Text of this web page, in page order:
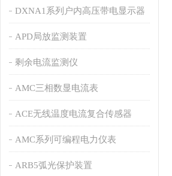
DXNA1系列户内高压带电显示器
APD局放监测装置
剩余电流监测仪
AMC三相数显电流表
ACE无线温度电流复合传感器
AMC系列可编程电力仪表
ARB5弧光保护装置